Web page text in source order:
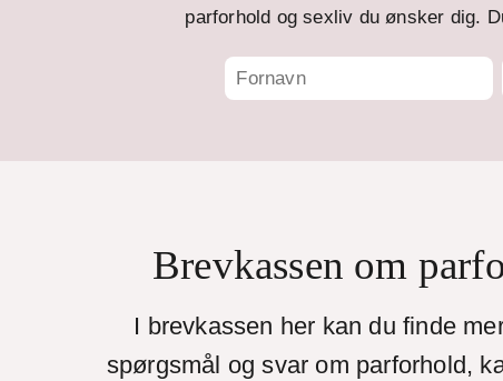
parforhold og sexliv du ønsker dig.
Brevkassen om
I brevkassen her kan du finde
spørgsmål og svar om parforhold,